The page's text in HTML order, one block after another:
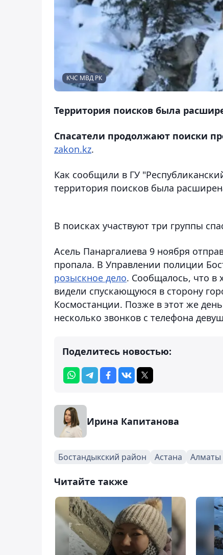
КЧС МВД РК
Территория поисков была
Спасатели продолжают поиски
zakon.kz.
Как сообщили в ГУ
территория поисков была
В поисках участвуют три группы
Асель Панаргалиева 9 ноября
пропала. В Управлении полиции
розыскное дело. Сообщалось, что в
видели спускающуюся в сторону
Космостанции. Позже в этот же
несколько звонков с телефона
Поделитесь новостью:
Ирина Капитанова
Бостандыкский район Астана Алматы
Читайте также